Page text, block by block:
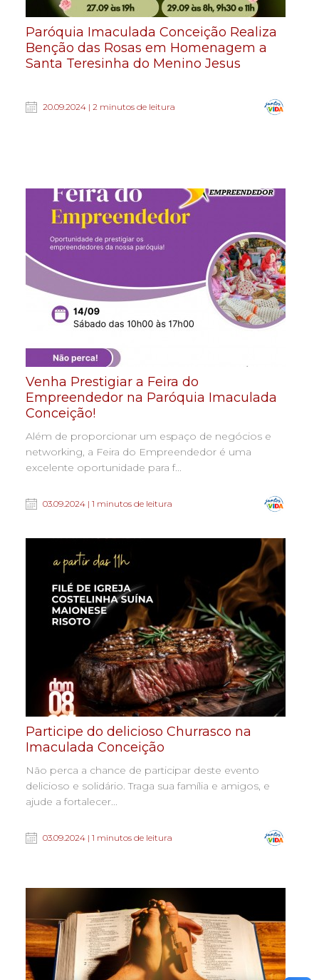
Paróquia Imaculada Conceição Realiza
Benção das Rosas em Homenagem a
Santa Teresinha do Menino Jesus
20.09.2024 | 2 minutos de leitura
Venha Prestigiar a Feira do
Empreendedor na Paróquia Imaculada
Conceição!
Além de proporcionar um espaço de negócios e
networking, a Feira do Empreendedor é uma
excelente oportunidade para f...
03.09.2024 | 1 minutos de leitura
Participe do delicioso Churrasco na
Imaculada Conceição
Não perca a chance de participar deste evento
delicioso e solidário. Traga sua família e amigos, e
ajude a fortalecer...
03.09.2024 | 1 minutos de leitura